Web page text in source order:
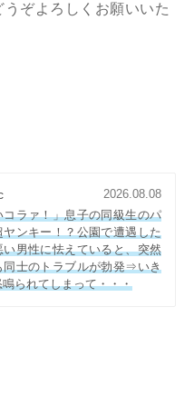
ぞよろしくお願いいた
2026.08.08
コラァ！」息子の同級生のパ
ヤンキー！？公園で遭遇した
い男性に怯えていると、突然
同士のトラブルが勃発⇒いき
鳴られてしまって・・・